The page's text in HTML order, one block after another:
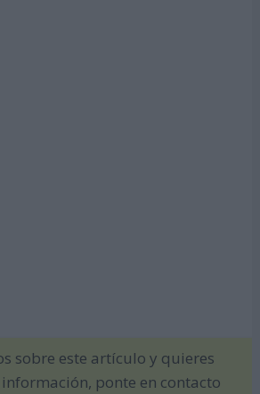
sobre este artículo y quieres
ponte en contacto